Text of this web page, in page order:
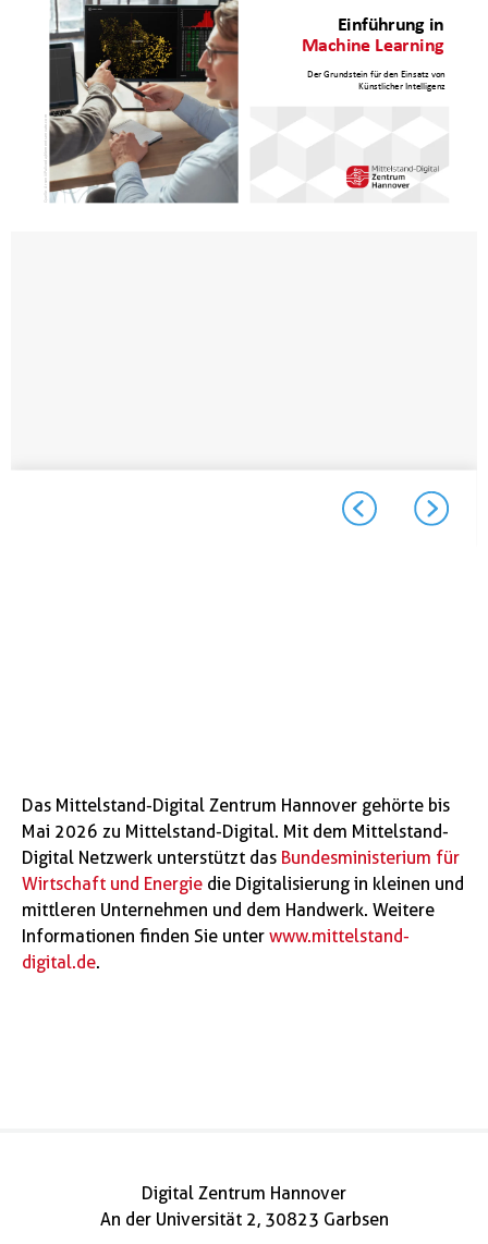
Das Mittelstand-Digital Zentrum Hannover gehörte bis
Mai 2026 zu Mittelstand-Digital. Mit dem Mittelstand-
Digital Netzwerk unterstützt das Bundesministerium für
Wirtschaft und Energie die Digitalisierung in kleinen und
mittleren Unternehmen und dem Handwerk. Weitere
Informationen finden Sie unter www.mittelstand-
digital.de.
Digital Zentrum Hannover
An der Universität 2, 30823 Garbsen